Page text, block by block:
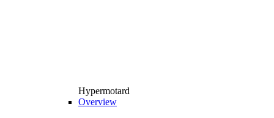
Hypermotard
Overview